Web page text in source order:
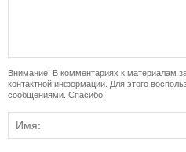
Внимание! В комментариях к материалам
контактной информации. Для этого
сообщениями. Спасибо!